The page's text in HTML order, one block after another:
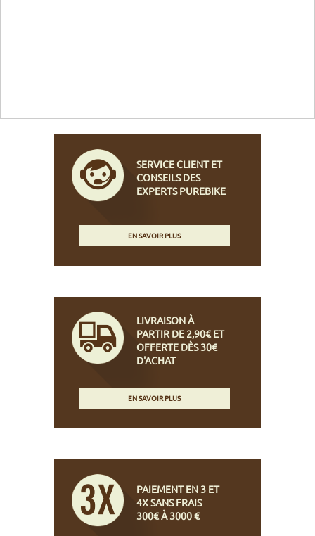
SERVICE CLIENT ET
CONSEILS DES
EXPERTS PUREBIKE
EN SAVOIR PLUS
LIVRAISON À
PARTIR DE 2,90€ ET
OFFERTE DÈS 30€
D'ACHAT
EN SAVOIR PLUS
PAIEMENT EN 3 ET
4X SANS FRAIS
300€ À 3000 €